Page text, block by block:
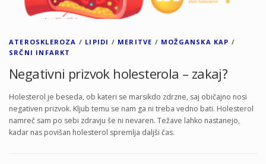
ATEROSKLEROZA / LIPIDI / MERITVE / MOŽGANSKA KAP /
SRČNI INFARKT
Negativni prizvok holesterola – zakaj?
Holesterol je beseda, ob kateri se marsikdo zdrzne, saj običajno nosi
negativen prizvok. Kljub temu se nam ga ni treba vedno bati. Holesterol
namreč sam po sebi zdravju še ni nevaren. Težave lahko nastanejo,
kadar nas povišan holesterol spremlja daljši čas.